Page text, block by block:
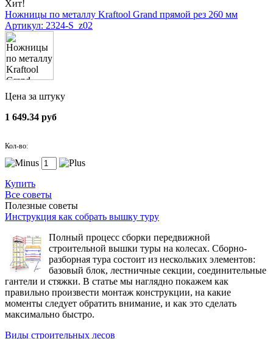
Хит!
Ножницы по металлу Kraftool Grand прямой рез 260 мм
Артикул: 2324-S_z02
Цена за штуку
1 649.34 руб
Кол-во:
Купить
Все советы
Полезные советы
Инструкция как собрать вышку туру
Полный процесс сборки передвижной
строительной вышки туры на колесах. Сборно-
разборная тура состоит из нескольких элементов:
базовый блок, лестничные секции, соединительные
гантели и стяжки. В статье мы наглядно покажем как
правильно произвести монтаж конструкции, на какие
моменты следует обратить внимание, и как это сделать
максимально быстро.
Виды строительных лесов